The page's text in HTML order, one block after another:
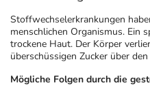
Stoffwechselerkrankungen
menschlichen Organismus. Ein
trockene Haut. Der Körper
überschüssigen Zucker über
Mögliche Folgen durch die